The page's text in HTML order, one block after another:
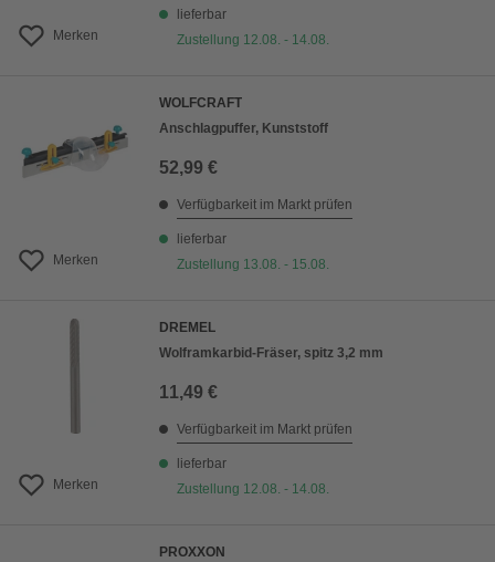
Merken
lieferbar
Zustellung 12.08. - 14.08.
Merken
WOLFCRAFT
Anschlagpuffer, Kunststoff
52,99 €
Verfügbarkeit im Markt prüfen
lieferbar
Zustellung 13.08. - 15.08.
Merken
DREMEL
Wolframkarbid-Fräser, spitz 3,2 mm
11,49 €
Verfügbarkeit im Markt prüfen
lieferbar
Zustellung 12.08. - 14.08.
PROXXON